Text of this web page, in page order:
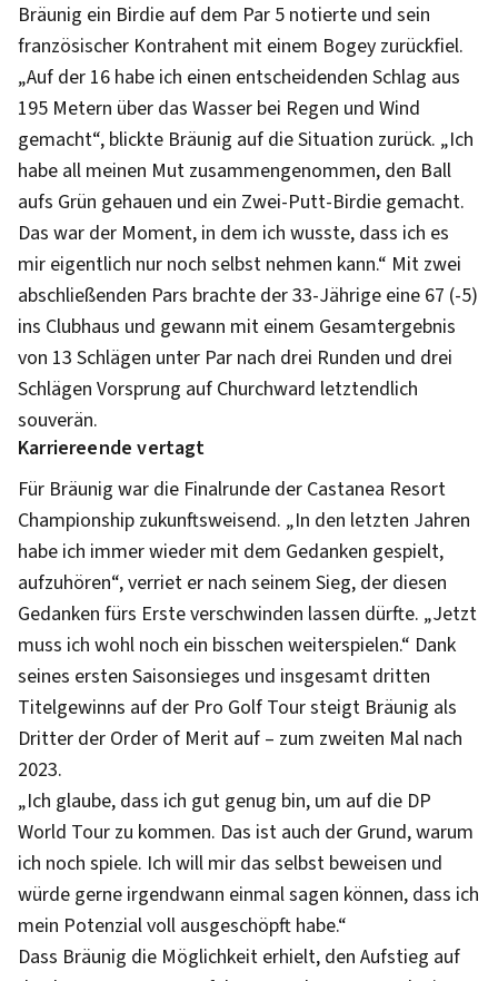
Bräunig ein Birdie auf dem Par 5 notierte und sein
französischer Kontrahent mit einem Bogey zurückfiel.
„Auf der 16 habe ich einen entscheidenden Schlag aus
195 Metern über das Wasser bei Regen und Wind
gemacht“, blickte Bräunig auf die Situation zurück. „Ich
habe all meinen Mut zusammengenommen, den Ball
aufs Grün gehauen und ein Zwei-Putt-Birdie gemacht.
Das war der Moment, in dem ich wusste, dass ich es
mir eigentlich nur noch selbst nehmen kann.“ Mit zwei
abschließenden Pars brachte der 33-Jährige eine 67 (-5)
ins Clubhaus und gewann mit einem Gesamtergebnis
von 13 Schlägen unter Par nach drei Runden und drei
Schlägen Vorsprung auf Churchward letztendlich
souverän.
Karriereende vertagt
Für Bräunig war die Finalrunde der Castanea Resort
Championship zukunftsweisend. „In den letzten Jahren
habe ich immer wieder mit dem Gedanken gespielt,
aufzuhören“, verriet er nach seinem Sieg, der diesen
Gedanken fürs Erste verschwinden lassen dürfte. „Jetzt
muss ich wohl noch ein bisschen weiterspielen.“ Dank
seines ersten Saisonsieges und insgesamt dritten
Titelgewinns auf der Pro Golf Tour steigt Bräunig als
Dritter der Order of Merit auf – zum zweiten Mal nach
2023.
„Ich glaube, dass ich gut genug bin, um auf die DP
World Tour zu kommen. Das ist auch der Grund, warum
ich noch spiele. Ich will mir das selbst beweisen und
würde gerne irgendwann einmal sagen können, dass ich
mein Potenzial voll ausgeschöpft habe.“
Dass Bräunig die Möglichkeit erhielt, den Aufstieg auf